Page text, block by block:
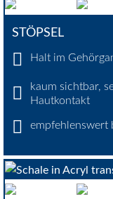
STÖPSEL
Halt im
kaum sichtbar,
Hautkontakt
empfehlenswert